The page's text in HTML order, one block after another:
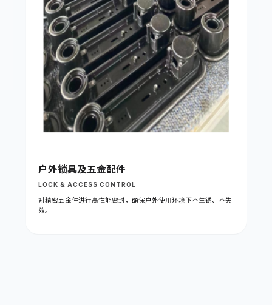
户外锁具及五金配件
LOCK & ACCESS CONTROL
对精密五金件进行高性能密封，确保户外使用环境下不生锈、不失
效。